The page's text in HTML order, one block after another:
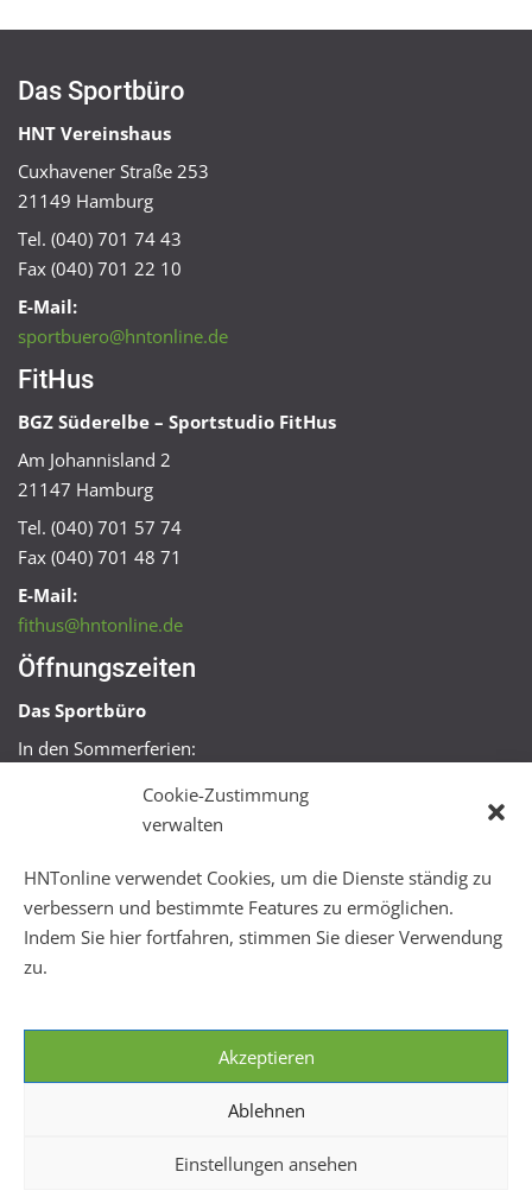
Cookie-Zustimmung
verwalten
HNTonline verwendet Cookies, um die Dienste ständig zu
verbessern und bestimmte Features zu ermöglichen.
Indem Sie hier fortfahren, stimmen Sie dieser Verwendung
zu.
Akzeptieren
Ablehnen
Einstellungen ansehen
Das Sportbüro
HNT Vereinshaus
Cuxhavener Straße 253
21149 Hamburg
Tel. (040) 701 74 43
Fax (040) 701 22 10
E-Mail:
sportbuero@hntonline.de
FitHus
BGZ Süderelbe – Sportstudio FitHus
Am Johannisland 2
21147 Hamburg
Tel. (040) 701 57 74
Fax (040) 701 48 71
E-Mail:
fithus@hntonline.de
Öffnungszeiten
Das Sportbüro
In den Sommerferien:
Mo + Mi 16:00 – 18:00 Uhr
Mo – Fr 08:00 – 22:00 Uhr
Sa + So 10:00 – 18:00 Uhr